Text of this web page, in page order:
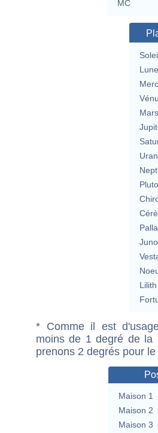
MC
Lune
Mars
Lilith
* Comme il est
moins de 1 degré de la
prenons 2 degrés pour
Maison 1
Maison 2
Maison 3